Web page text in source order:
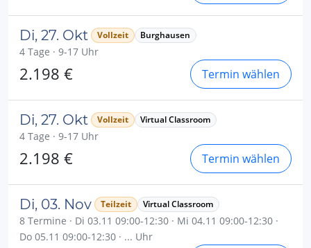
Di, 27. Okt Vollzeit Burghausen
4 Tage · 9-17 Uhr
2.198 € Termin wählen
Di, 27. Okt Vollzeit Virtual Classroom
4 Tage · 9-17 Uhr
2.198 € Termin wählen
Di, 03. Nov Teilzeit Virtual Classroom
8 Termine · Di 03.11 09:00-12:30 · Mi 04.11 09:00-12:30 ·
Do 05.11 09:00-12:30 · ... Uhr